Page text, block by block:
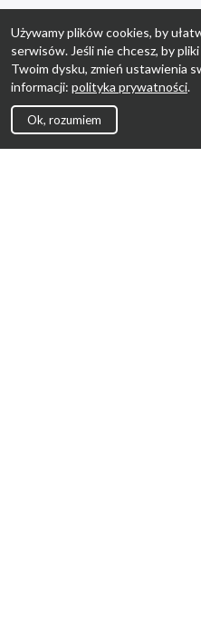
Używamy plików cookies, by
serwisów. Jeśli nie chcesz, by
Twoim dysku, zmień ustawienia
informacji: polityka prywatności.
Ok, rozumiem